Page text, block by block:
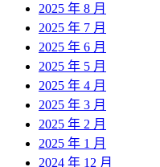
2025 年 8 月
2025 年 7 月
2025 年 6 月
2025 年 5 月
2025 年 4 月
2025 年 3 月
2025 年 2 月
2025 年 1 月
2024 年 12 月